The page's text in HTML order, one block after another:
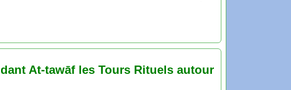
At-tawāf les Tours Rituels autour